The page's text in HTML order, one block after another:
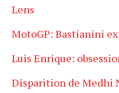
Lens
MotoGP: Bastianini
Luis Enrique:
Disparition de Medhi